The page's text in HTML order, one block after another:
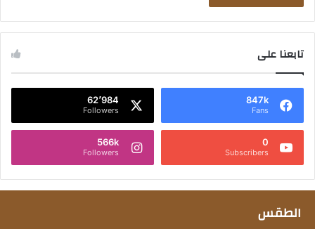
تابعنا على
847k
Fans
62٬984
Followers
0
Subscribers
566k
Followers
الطقس